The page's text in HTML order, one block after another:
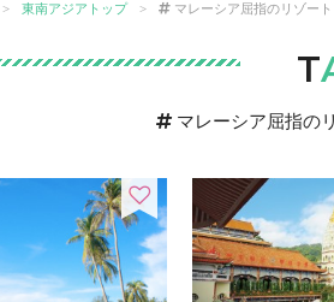
東南アジアトップ マレーシア屈指のリゾー
T
マレーシア屈指の